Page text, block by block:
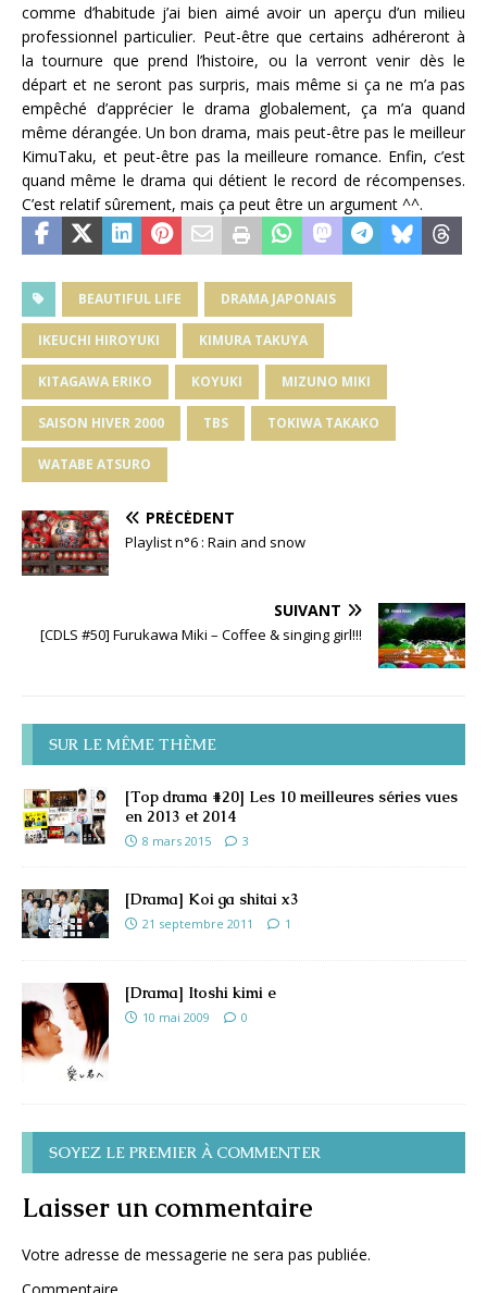
comme d’habitude j’ai bien aimé avoir un aperçu d’un milieu
professionnel particulier. Peut-être que certains adhéreront à
la tournure que prend l’histoire, ou la verront venir dès le
départ et ne seront pas surpris, mais même si ça ne m’a pas
empêché d’apprécier le drama globalement, ça m’a quand
même dérangée. Un bon drama, mais peut-être pas le meilleur
KimuTaku, et peut-être pas la meilleure romance. Enfin, c’est
quand même le drama qui détient le record de récompenses.
C’est relatif sûrement, mais ça peut être un argument ^^.
BEAUTIFUL LIFE DRAMA JAPONAIS
IKEUCHI HIROYUKI KIMURA TAKUYA
KITAGAWA ERIKO KOYUKI MIZUNO MIKI
SAISON HIVER 2000 TBS TOKIWA TAKAKO
WATABE ATSURO
PRÉCÉDENT
Playlist n°6 : Rain and snow
SUIVANT
[CDLS #50] Furukawa Miki – Coffee & singing girl!!!
SUR LE MÊME THÈME
[Top drama #20] Les 10 meilleures séries vues
en 2013 et 2014
8 mars 2015 3
[Drama] Koi ga shitai x3
21 septembre 2011 1
[Drama] Itoshi kimi e
10 mai 2009 0
SOYEZ LE PREMIER À COMMENTER
Laisser un commentaire
Votre adresse de messagerie ne sera pas publiée.